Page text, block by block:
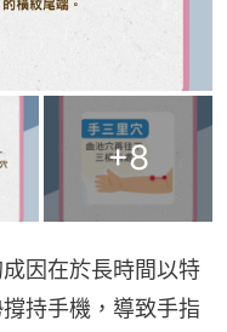
+8
因在於長時間以特
持手機，導致手指